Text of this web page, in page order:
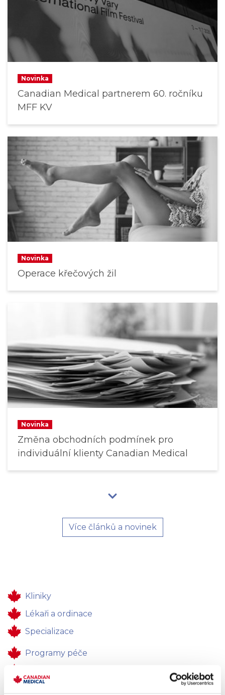
Novinka
Canadian Medical partnerem 60. ročníku
MFF KV
Novinka
Operace křečových žil
Novinka
Změna obchodních podmínek pro
individuální klienty Canadian Medical
Více článků a novinek
Kliniky
Lékaři a ordinace
Specializace
Programy péče